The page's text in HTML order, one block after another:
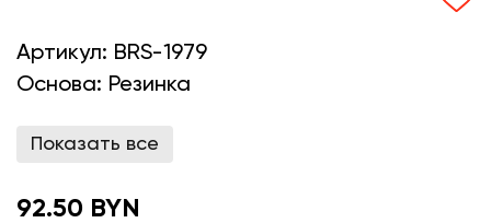
Артикул: BRS-1979
Основа: Резинка
Показать все
92.50 BYN